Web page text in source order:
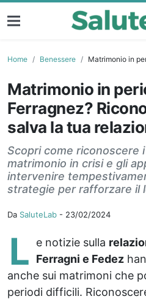
Home Benessere Matrimonio in pericolo
Matrimonio in
Ferragnez?
salva la tua
Scopri come riconoscere
matrimonio in crisi e gli
intervenire
strategie per rafforzare il
Da SaluteLab - 23/02/2024
L e notizie sulla
Ferragni e Fedez
anche sui matrimoni che
periodi difficili.